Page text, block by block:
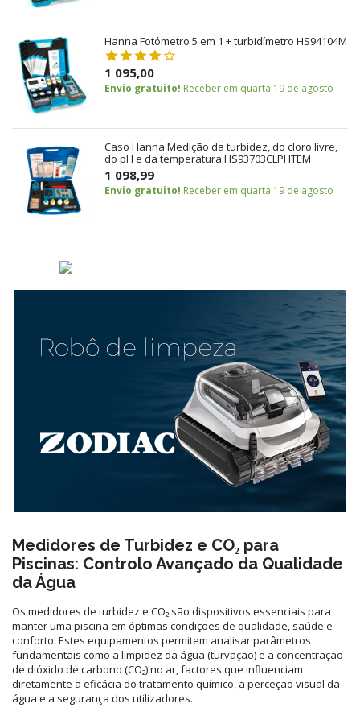
Hanna Fotómetro 5 em 1 + turbidímetro HS94104M
1 095,00
Envio gratuito! Receber em quarta 19 de agosto
Caso Hanna Medição da turbidez, do cloro livre,
do pH e da temperatura HS93703CLPHTEM
1 098,99
Envio gratuito! Receber em quarta 19 de agosto
Medidores de Turbidez e CO₂ para
Piscinas: Controlo Avançado da Qualidade
da Água
Os medidores de turbidez e CO₂ são dispositivos essenciais para
manter uma piscina em óptimas condições de qualidade, saúde e
conforto. Estes equipamentos permitem analisar parâmetros
fundamentais como a limpidez da água (turvação) e a concentração
de dióxido de carbono (CO₂) no ar, factores que influenciam
diretamente a eficácia do tratamento químico, a perceção visual da
água e a segurança dos utilizadores.